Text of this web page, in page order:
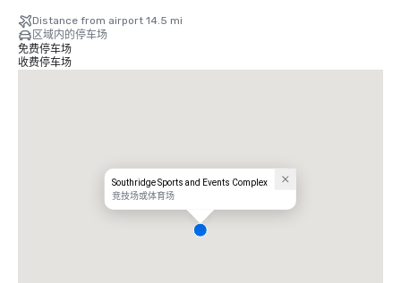
Distance from airport 14.5 mi
区域内的停车场
免费停车场
收费停车场
Southridge Sports and Events Complex
竞技场或体育场